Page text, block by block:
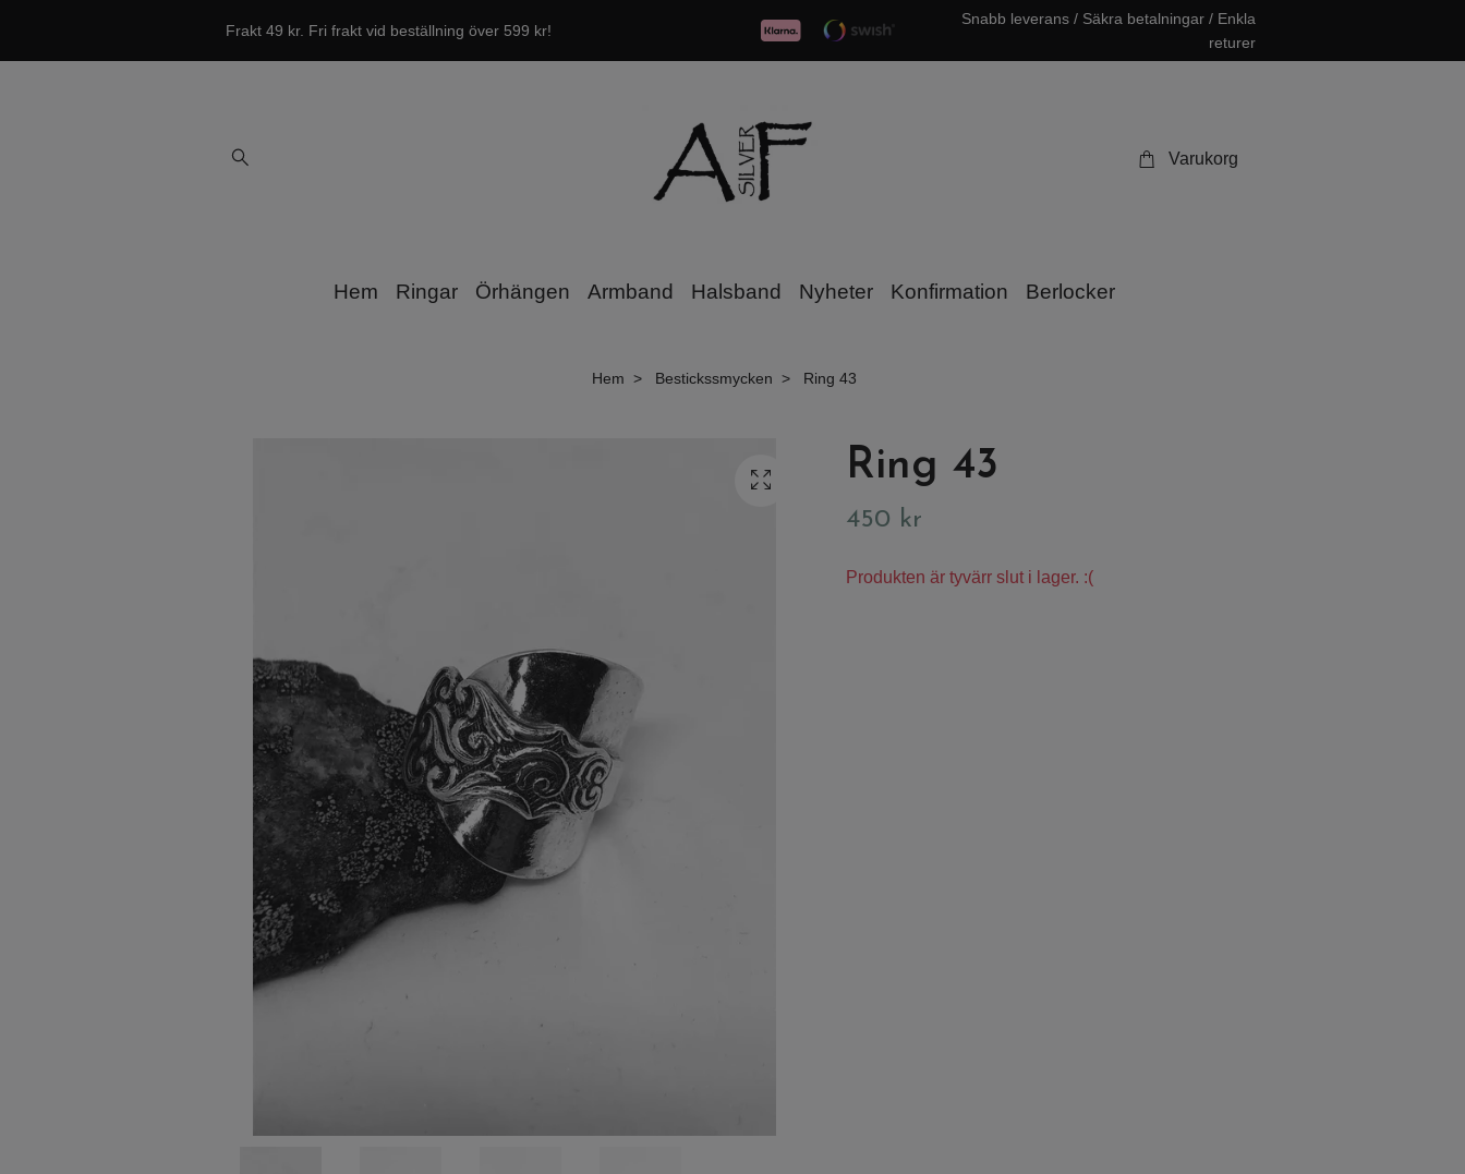
Frakt 49 kr. Fri frakt vid beställning över 599 kr!
Snabb leverans / Säkra betalningar / Enkla
returer
Varukorg
Hem Ringar Örhängen Armband Halsband Nyheter Konfirmation Berlocker
Hem Bestickssmycken Ring 43
Ring 43
450 kr
Produkten är tyvärr slut i lager. :(